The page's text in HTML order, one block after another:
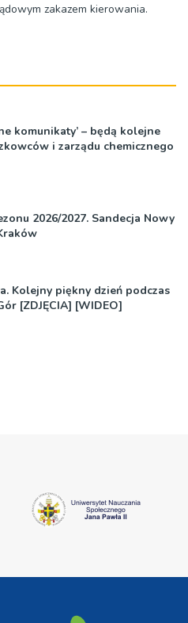
zakazem kierowania.
komunikaty’ – będą kolejne
i zarządu chemicznego
2026/2027. Sandecja Nowy
Kolejny piękny dzień podczas
[ZDJĘCIA] [WIDEO]